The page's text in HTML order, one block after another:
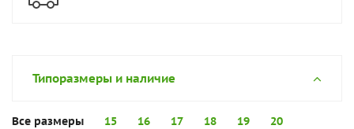
Типоразмеры и наличие
Все размеры 15 16 17 18 19 20